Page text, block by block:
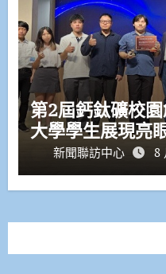
第2屆鈣鈦礦校
大學學生展現亮
新聞聯訪中心 8